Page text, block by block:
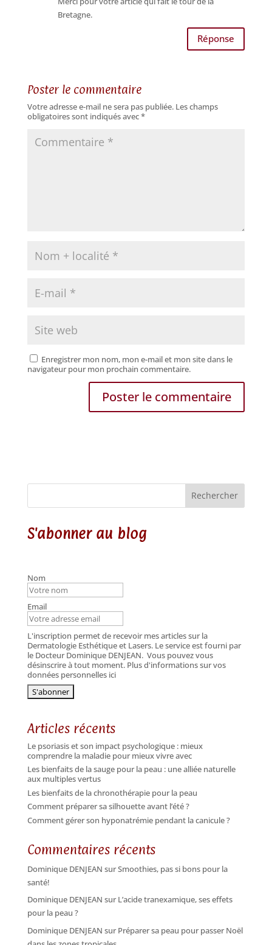
Bretagne.
Réponse
Poster le commentaire
Votre adresse e-mail ne sera pas publiée. Les champs
obligatoires sont indiqués avec*
Enregistrer mon nom, mon e-mail et mon site dans le
navigateur pour mon prochain commentaire.
Rechercher
S'abonner au blog
Nom
Email
L'inscription permet de recevoir mes articles sur la
Dermatologie Esthétique et Lasers. Le service est fourni par
le Docteur Dominique DENJEAN. Vous pouvez vous
désinscrire à tout moment. Plus d'informations sur vos
données personnelles ici
Articles récents
Le psoriasis et son impact psychologique : mieux
comprendre la maladie pour mieux vivre avec
Les bienfaits de la sauge pour la peau : une alliée naturelle
aux multiples vertus
Les bienfaits de la chronothérapie pour la peau
Comment préparer sa silhouette avant l’été ?
Comment gérer son hyponatrémie pendant la canicule ?
Commentaires récents
Dominique DENJEAN surSmoothies, pas si bons pour la
santé!
Dominique DENJEAN surL’acide tranexamique, ses effets
pour la peau ?
Dominique DENJEAN surPréparer sa peau pour passer Noël